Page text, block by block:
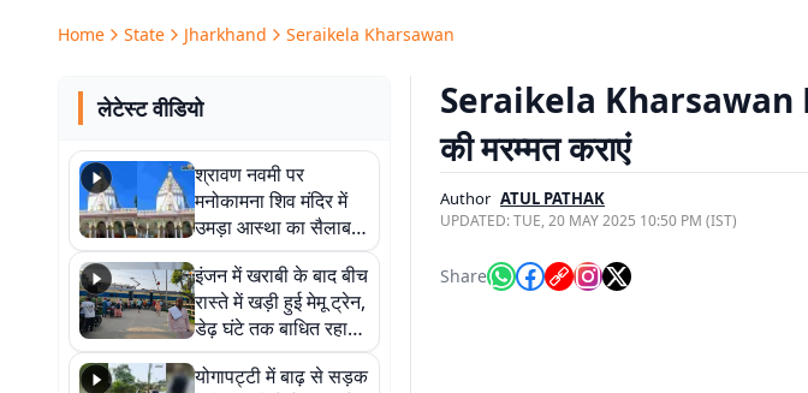
Home State Jharkhand Seraikela Kharsawan
लेटेस्ट वीडियो
श्रावण नवमी पर
मनोकामना शिव मंदिर में
उमड़ा आस्था का सैलाब,
हर-हर महादेव के जयघोष
से गूंजा परिसर
इंजन में खराबी के बाद बीच
रास्ते में खड़ी हुई मेमू ट्रेन,
डेढ़ घंटे तक बाधित रहा
आवागमन
योगापट्टी में बाढ़ से सड़क
Seraikela Kharsawan
की मरम्मत कराएं
Author ATUL PATHAK
UPDATED:TUE, 20 MAY 2025 10:50 PM (IST)
Share